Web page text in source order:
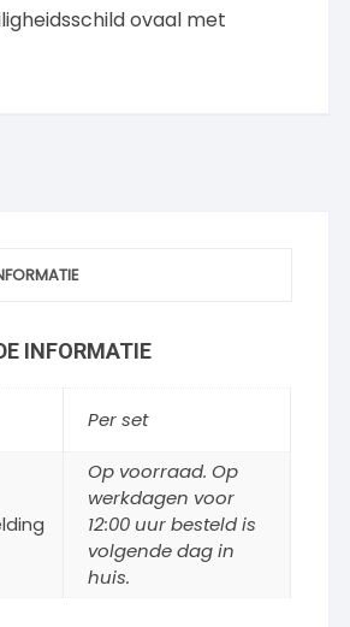
ovaal met
INFORMATIE
Per set
Op voorraad. Op
werkdagen voor
12:00 uur besteld is
volgende dag in
huis.